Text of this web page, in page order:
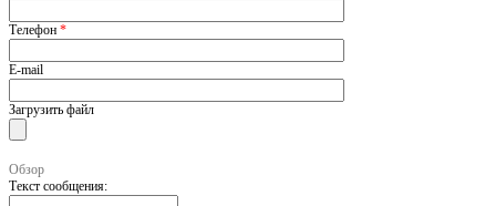
Телефон *
E-mail
Загрузить файл
Обзор
Текст сообщения: